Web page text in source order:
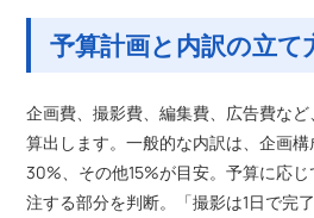
予算計画と内訳の立て
企画費、撮影費、編集費、広告費な
算出します。一般的な内訳は、企画
30%、その他15%が目安。予算に応
注する部分を判断。「撮影は1日で完